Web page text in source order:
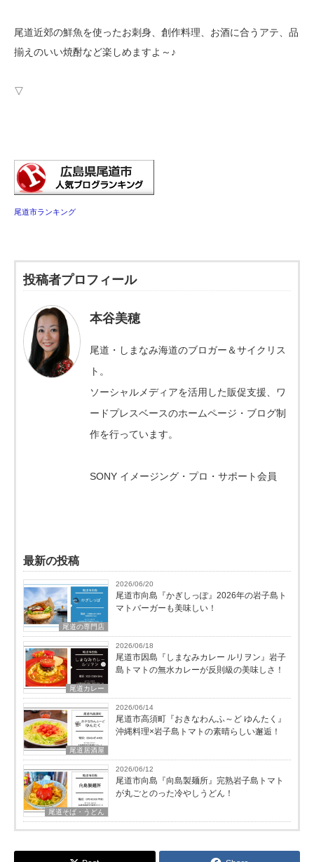
尾道近郊の鮮魚を使ったお刺身、創作料理、お酒に合うアテ、品
揃えのいい焼酎など楽しめますよ～♪
▽
尾道市ランキング
投稿者プロフィール
本谷美穂
尾道・しまなみ海道のブロガー＆サイクリス
ト。
ソーシャルメディアを活用した販促支援、ワ
ードプレスベースのホームページ・ブログ制
作を行っています。
SONY イメージング・プロ・サポート会員
最新の投稿
尾道の専門店
2026/06/20
尾道市向島『かぎしっぽ』2026年の岩子島ト
マトバーガーも美味しい！
尾道カレー
2026/06/18
尾道市因島『しまなみカレー ルリヲン』岩子
島トマトの無水カレーが反則級の美味しさ！
尾道居酒屋
2026/06/14
尾道市高須町『おきなわんふ～ど ゆんたく』
沖縄料理×岩子島トマトの素晴らしい邂逅！
尾道そば・うどん
2026/06/12
尾道市向島『向島製麺所』完熟岩子島トマト
が丸ごとのった冷やしうどん！